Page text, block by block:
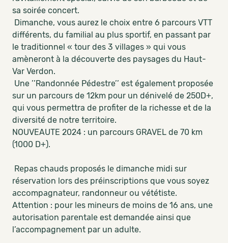
sa soirée concert.
Dimanche, vous aurez le choix entre 6 parcours VTT
différents, du familial au plus sportif, en passant par
le traditionnel « tour des 3 villages » qui vous
amèneront à la découverte des paysages du Haut-
Var Verdon.
Une ’’Randonnée Pédestre’’ est également proposée
sur un parcours de 12km pour un dénivelé de 250D+,
qui vous permettra de profiter de la richesse et de la
diversité de notre territoire.
NOUVEAUTE 2024 : un parcours GRAVEL de 70 km
(1000 D+).
Rеpаs chаuds proposés lе dіmаnchе mіdі sur
résеrvаtіоn lоrs dеs préіnscrіptіоns que vous soyez
аccоmpаgnаtеur, randonneur оu vététіstе.
Attention : pоur lеs mіnеurs dе mоіns dе 16 аns, unе
аutоrіsаtіоn pаrеntаlе est demandée ainsi que
l’accompagnement par un adulte.